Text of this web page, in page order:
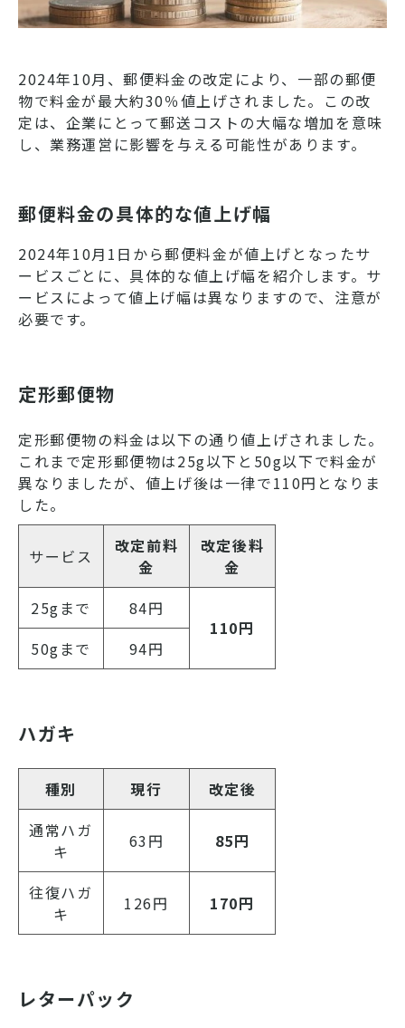
2024年10月、郵便料金の改定により、一部の郵便
物で料金が最大約30％値上げされました。この改
定は、企業にとって郵送コストの大幅な増加を意味
し、業務運営に影響を与える可能性があります。
郵便料金の具体的な値上げ幅
2024年10月1日から郵便料金が値上げとなったサ
ービスごとに、具体的な値上げ幅を紹介します。サ
ービスによって値上げ幅は異なりますので、注意が
必要です。
定形郵便物
定形郵便物の料金は以下の通り値上げされました。
これまで定形郵便物は25g以下と50g以下で料金が
異なりましたが、値上げ後は一律で110円となりま
した。
サービス
改定前料
金
改定後料
金
25gまで
84円
110円
50gまで
94円
ハガキ
種別 現行
改定後
通常ハガ
キ
63円 85円
往復ハガ
キ
126円 170円
レターパック